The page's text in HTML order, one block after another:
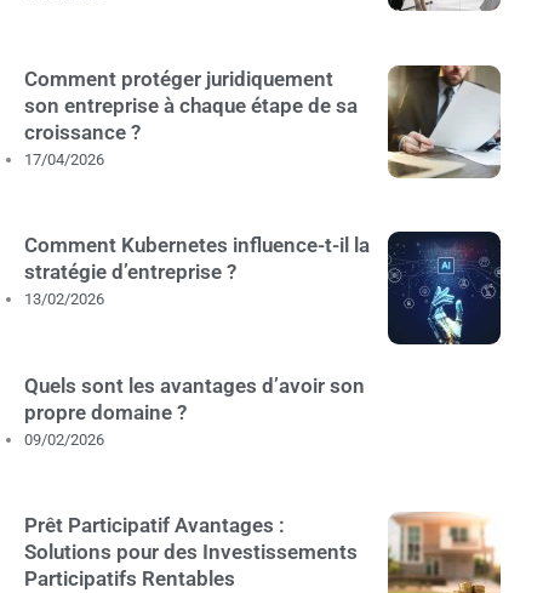
Comment protéger juridiquement
son entreprise à chaque étape de sa
croissance ?
17/04/2026
Comment Kubernetes influence-t-il la
stratégie d’entreprise ?
13/02/2026
Quels sont les avantages d’avoir son
propre domaine ?
09/02/2026
Prêt Participatif Avantages :
Solutions pour des Investissements
Participatifs Rentables